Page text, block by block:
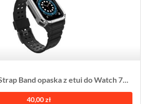
Band opaska z etui do Watch 7...
40,00 zł